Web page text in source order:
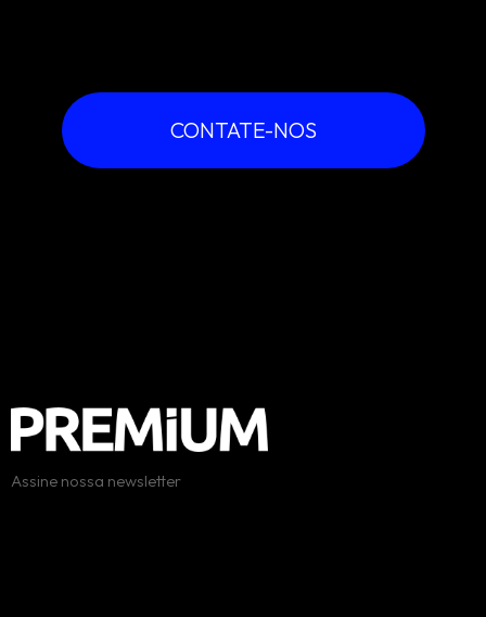
Serviços
CONTATE-NOS
Assine nossa newsletter